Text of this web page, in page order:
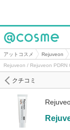
@cosme
アットコスメ Rejuveon
Rejuveon / Rejuveon PDRN
クチコミ